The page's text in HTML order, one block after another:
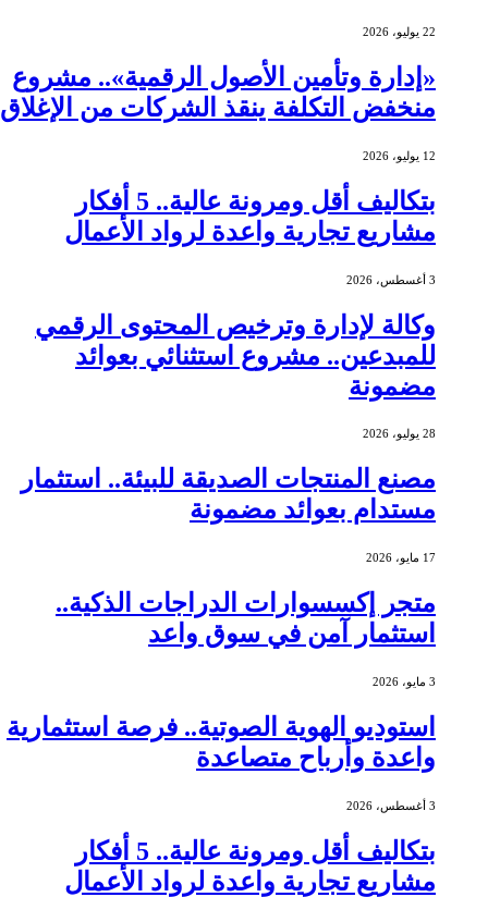
22 يوليو، 2026
«إدارة وتأمين الأصول الرقمية».. مشروع
منخفض التكلفة ينقذ الشركات من الإغلاق
12 يوليو، 2026
بتكاليف أقل ومرونة عالية.. 5 أفكار
مشاريع تجارية واعدة لرواد الأعمال
3 أغسطس، 2026
وكالة لإدارة وترخيص المحتوى الرقمي
للمبدعين.. مشروع استثنائي بعوائد
مضمونة
28 يوليو، 2026
مصنع المنتجات الصديقة للبيئة.. استثمار
مستدام بعوائد مضمونة
17 مايو، 2026
متجر إكسسوارات الدراجات الذكية..
استثمار آمن في سوق واعد
3 مايو، 2026
استوديو الهوية الصوتية.. فرصة استثمارية
واعدة وأرباح متصاعدة
3 أغسطس، 2026
بتكاليف أقل ومرونة عالية.. 5 أفكار
مشاريع تجارية واعدة لرواد الأعمال